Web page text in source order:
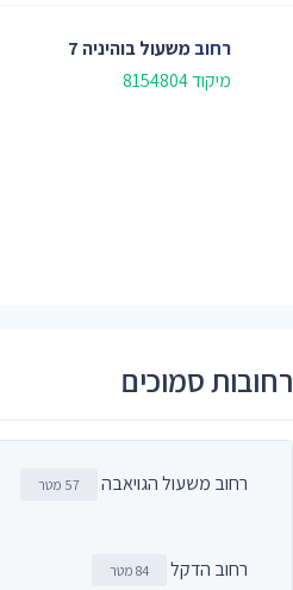
רחובמשעול בוהיניה 7
מיקוד 8154804
רחובות סמוכים
רחוב משעול הגויאבה 57 מטר
רחוב הדקל 84 מטר